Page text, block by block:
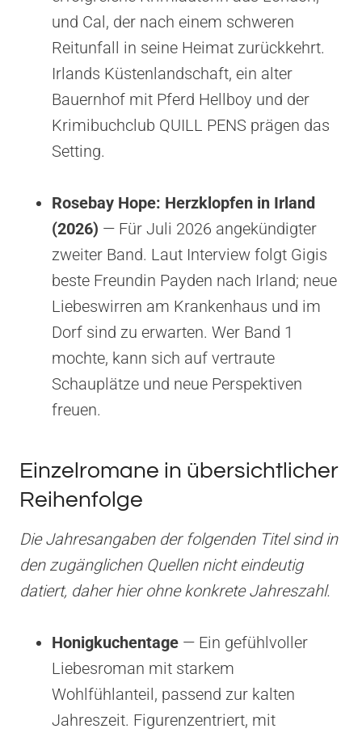
und Cal, der nach einem schweren
Reitunfall in seine Heimat zurückkehrt.
Irlands Küstenlandschaft, ein alter
Bauernhof mit Pferd Hellboy und der
Krimibuchclub QUILL PENS prägen das
Setting.
Rosebay Hope: Herzklopfen in Irland
(2026) — Für Juli 2026 angekündigter
zweiter Band. Laut Interview folgt Gigis
beste Freundin Payden nach Irland; neue
Liebeswirren am Krankenhaus und im
Dorf sind zu erwarten. Wer Band 1
mochte, kann sich auf vertraute
Schauplätze und neue Perspektiven
freuen.
Einzelromane in übersichtlicher
Reihenfolge
Die Jahresangaben der folgenden Titel sind in
den zugänglichen Quellen nicht eindeutig
datiert, daher hier ohne konkrete Jahreszahl.
Honigkuchentage — Ein gefühlvoller
Liebesroman mit starkem
Wohlfühlanteil, passend zur kalten
Jahreszeit. Figurenzentriert, mit